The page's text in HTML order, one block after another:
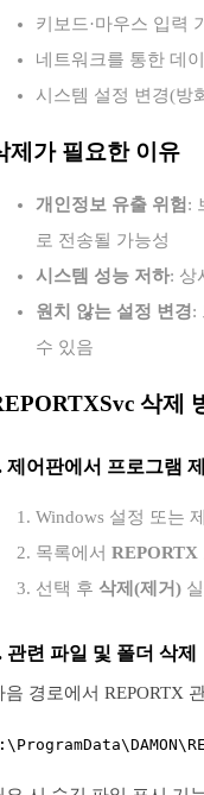
키보드·마우스 입력
네트워크를 통한 데
시스템 설정 변경(방
제가 필요한 이유
개인정보 유출 위험 :
로 전송될 가능성
시스템 성능 저하: 상
원치 않는 설정 변경:
수 있음
삭제
제어판에서 프로그램
Windows 설정 또는
목록에서 REPORTX
선택 후 삭제(제거)
관련 파일 및 폴더 삭제
음 경로에서 REPORTX